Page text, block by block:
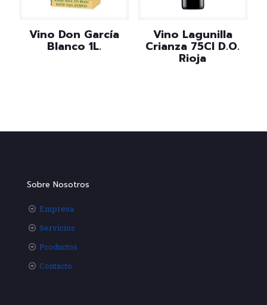
Vino Don García
Blanco 1L.
Vino Lagunilla
Crianza 75Cl D.O.
Rioja
Sobre Nosotros
Empresa
Servicios
Productos
Contacto